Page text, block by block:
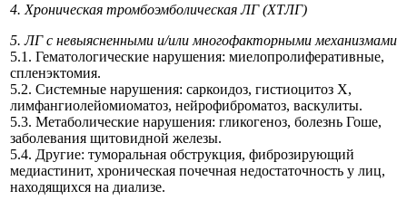
4. Хроническая тромбоэмболическая ЛГ (ХТЛГ)
5. ЛГ с невыясненными и/или многофакторными механизмами
5.1. Гематологические нарушения: миелопролиферативные,
спленэктомия.
5.2. Системные нарушения: саркоидоз, гистиоцитоз Х,
лимфангиолейомиоматоз, нейрофиброматоз, васкулиты.
5.3. Метаболические нарушения: гликогеноз, болезнь Гоше,
заболевания щитовидной железы.
5.4. Другие: туморальная обструкция, фиброзирующий
медиастинит, хроническая почечная недостаточность у лиц,
находящихся на диализе.